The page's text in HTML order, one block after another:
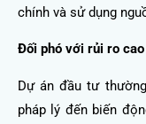
chính và sử dụng
Đối phó với rủi ro cao
Dự án đầu tư
pháp lý đến biến